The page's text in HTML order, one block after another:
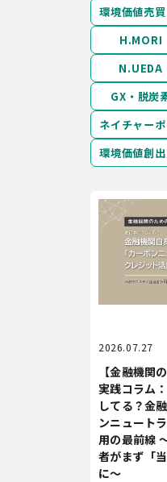
環境価値売
H.MORI
N.UEDA
GX・脱炭
ネイチャー
環境価値創
2026.07.27
【金融機関
実践コラム
してる？金
ンニュート
用の最前線
者がまず「
に〜